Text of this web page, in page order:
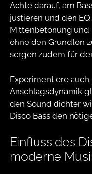
Achte darauf, am
justieren und den
Mittenbetonung und
ohne den Grundton
sorgen zudem für
Experimentiere
Anschlagsdynamik
den Sound dichter
Disco Bass den
Einfluss des
moderne